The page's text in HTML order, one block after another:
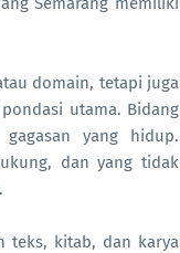
domain, tetapi juga
utama. Bidang
yang hidup.
dan yang tidak
teks, kitab, dan karya